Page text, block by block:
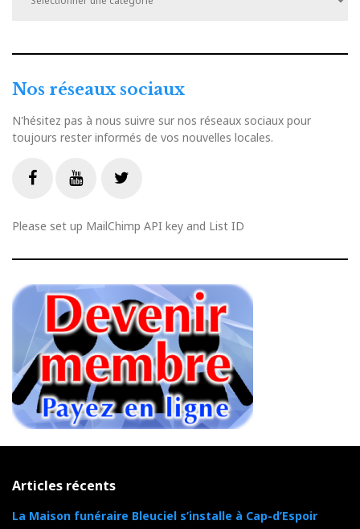
Nos réseaux sociaux
N'hésitez pas à nous suivre sur nos réseaux sociaux pour
toujours rester informés de vos nouvelles locales.
Please set up MailChimp API key and List ID
Articles récents
La Maison funéraire Bleuciel s’installe à Cap-d’Espoir